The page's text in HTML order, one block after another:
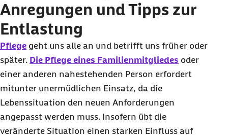
Anregungen und Tipps zur
Entlastung
Pflege geht uns alle an und betrifft uns früher oder
später. Die Pflege eines Familienmitgliedes oder
einer anderen nahestehenden Person erfordert
mitunter unermüdlichen Einsatz, da die
Lebenssituation den neuen Anforderungen
angepasst werden muss. Insofern übt die
veränderte Situation einen starken Einfluss auf